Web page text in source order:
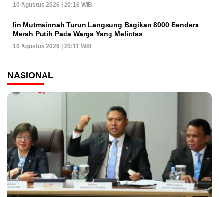
10 Agustus 2026 | 20:16 WIB
Iin Mutmainnah Turun Langsung Bagikan 8000 Bendera
Merah Putih Pada Warga Yang Melintas
10 Agustus 2026 | 20:11 WIB
NASIONAL